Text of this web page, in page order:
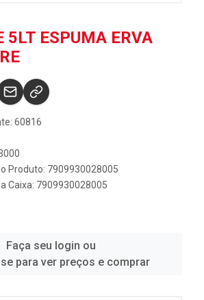
5LT ESPUMA ERVA
60816
Produto: 7909930028005
Caixa: 7909930028005
Faça seu login ou
para ver preços e comprar